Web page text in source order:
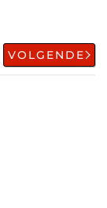
VOLGENDE